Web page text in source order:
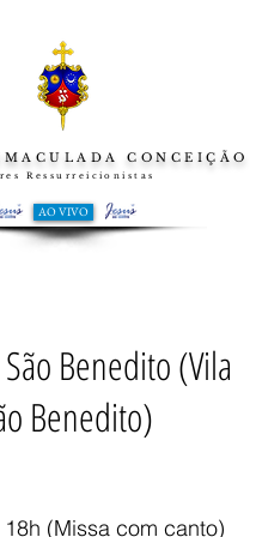
AO VIVO
CONCEIÇÃO
Ressurreicionistas
Benedito (Vila
Benedito)
(Missa com canto)